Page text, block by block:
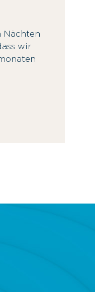
Nächten
wir